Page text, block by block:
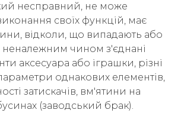
несправний, не може
своїх функцій, має
відколи, що випадають або
неналежним чином з'єднані
аксесуара або іграшки, різні
однакових елементів,
затискачів, вм'ятини на
(заводський брак).